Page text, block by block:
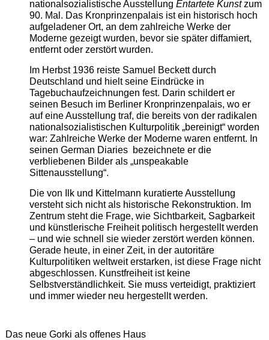
nationalsozialistische Ausstellung Entartete Kunstzum
90. Mal. Das Kronprinzenpalais ist ein historisch hoch
aufgeladener Ort, an dem zahlreiche Werke der
Moderne gezeigt wurden, bevor sie später diffamiert,
entfernt oder zerstört wurden.
Im Herbst 1936 reiste Samuel Beckett durch
Deutschland und hielt seine Eindrücke in
Tagebuchaufzeichnungen fest. Darin schildert er
seinen Besuch im Berliner Kronprinzenpalais, wo er
auf eine Ausstellung traf, die bereits von der radikalen
nationalsozialistischen Kulturpolitik „bereinigt“ worden
war: Zahlreiche Werke der Moderne waren entfernt. In
seinen German Diaries bezeichnete er die
verbliebenen Bilder als „unspeakable
Sittenausstellung“.
Die von Ilk und Kittelmann kuratierte Ausstellung
versteht sich nicht als historische Rekonstruktion. Im
Zentrum steht die Frage, wie Sichtbarkeit, Sagbarkeit
und künstlerische Freiheit politisch hergestellt werden
– und wie schnell sie wieder zerstört werden können.
Gerade heute, in einer Zeit, in der autoritäre
Kulturpolitiken weltweit erstarken, ist diese Frage nicht
abgeschlossen. Kunstfreiheit ist keine
Selbstverständlichkeit. Sie muss verteidigt, praktiziert
und immer wieder neu hergestellt werden.
Das neue Gorki als offenes Haus